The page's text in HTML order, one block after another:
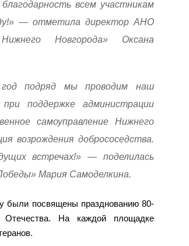
всем участникам
— отметила директор АНО
Новгорода» Оксана
подряд мы проводим наш
поддержке администрации
самоуправление Нижнего
возрождения добрососедства.
встречах!» — поделилась
Мария Самоделкина.
были посвящены празднованию 80-
На каждой площадке